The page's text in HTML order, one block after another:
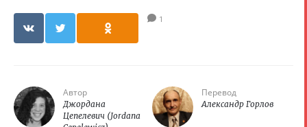
1
Автор
Джордана
Цепелевич (Jordana
Перевод
Александр Горлов